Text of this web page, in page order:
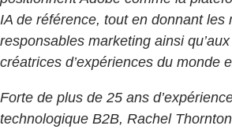
IA de référence, tout en donnant les
responsables marketing ainsi
créatrices d’expériences du monde
Forte de plus de 25 ans
technologique B2B, Rachel